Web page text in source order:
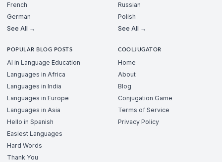
French
German
See All →
Russian
Polish
See All →
POPULAR BLOG POSTS
AI in Language Education
Languages in Africa
Languages in India
Languages in Europe
Languages in Asia
Hello in Spanish
Easiest Languages
Hard Words
Thank You
COOLJUGATOR
Home
About
Blog
Conjugation Game
Terms of Service
Privacy Policy